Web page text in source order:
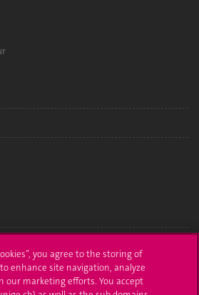
you agree to the storing of
enhance site navigation, analyze
our marketing efforts. You accept